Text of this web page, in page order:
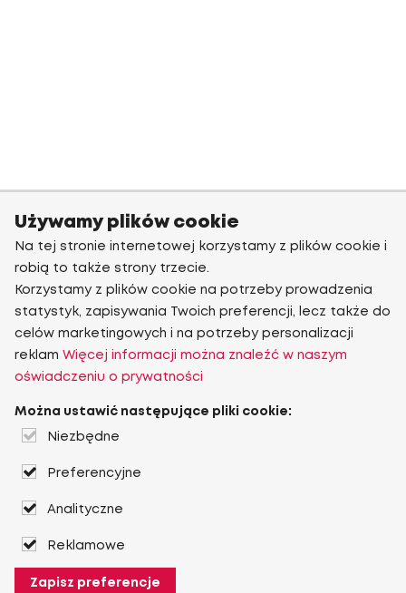
Używamy plików cookie
Na tej stronie internetowej korzystamy z plików cookie i
robią to także strony trzecie.
Korzystamy z plików cookie na potrzeby prowadzenia
statystyk, zapisywania Twoich preferencji, lecz także do
celów marketingowych i na potrzeby personalizacji
reklam Więcej informacji można znaleźć w naszym
oświadczeniu o prywatności
Można ustawić następujące pliki cookie:
Niezbędne
Preferencyjne
Analityczne
Reklamowe
Zapisz preferencje